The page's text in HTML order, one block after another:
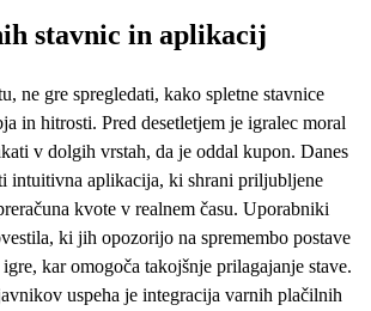
stavnic in aplikacij
ne gre spregledati, kako spletne stavnice
in hitrosti. Pred desetletjem je igralec moral
v dolgih vrstah, da je oddal kupon. Danes
intuitivna aplikacija, ki shrani priljubljene
kvote v realnem času. Uporabniki
ki jih opozorijo na spremembo postave
kar omogoča takojšnje prilagajanje stave.
uspeha je integracija varnih plačilnih